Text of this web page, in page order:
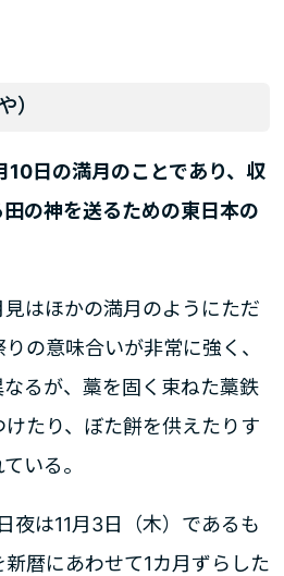
）
10日の満月のことであり、収
の神を送るための東日本の
はほかの満月のようにただ
の意味合いが非常に強く、
るが、藁を固く束ねた藁鉄
たり、ぼた餅を供えたりす
いる。
夜は11月3日（木）であるも
暦にあわせて1カ月ずらした